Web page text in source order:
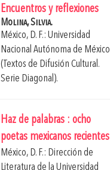
Encuentros y reflexiones
Molina, Silvia.
México, D. F.: Universidad
Nacional Autónoma de México
(Textos de Difusión Cultural.
Serie Diagonal).
Haz de palabras : ocho
poetas mexicanos recientes
México, D. F.: Dirección de
Literatura de la Universidad